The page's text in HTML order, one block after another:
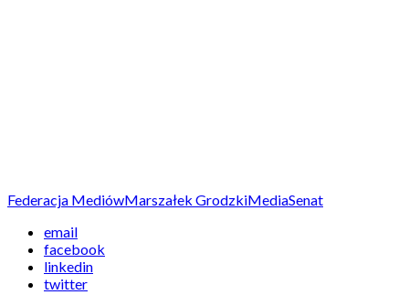
Federacja MediówMarszałek GrodzkiMediaSenat
email
facebook
linkedin
twitter